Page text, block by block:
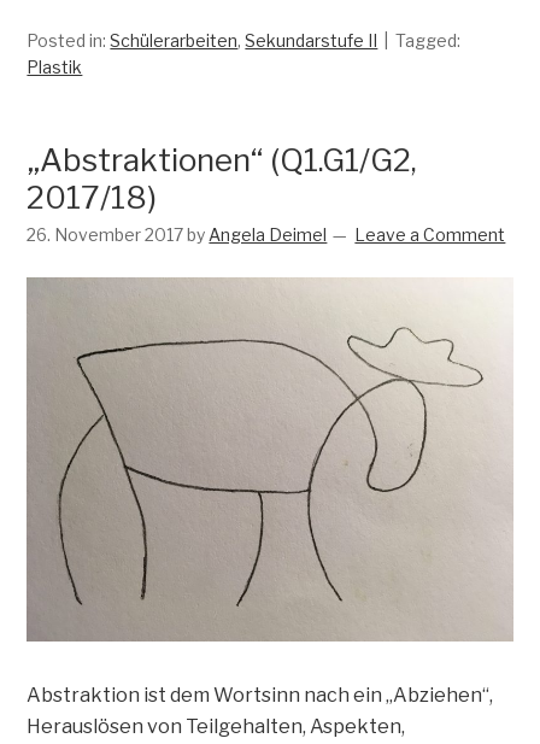
Posted in:Schülerarbeiten,Sekundarstufe II
Tagged:
Plastik
„Abstraktionen“ (Q1.G1/G2,
2017/18)
26. November 2017by Angela Deimel Leave a Comment
Abstraktion ist dem Wortsinn nach ein „Abziehen“,
Herauslösen von Teilgehalten, Aspekten,